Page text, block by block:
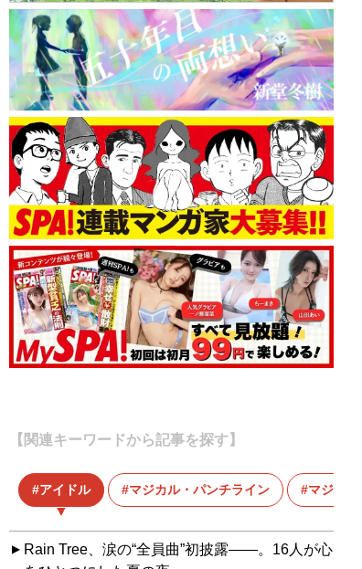
【関連キーワードから記事を探す】
アイドル マジカル・パンチライン マジパン
Rain Tree、涙の“全員曲”初披露――。16人が心